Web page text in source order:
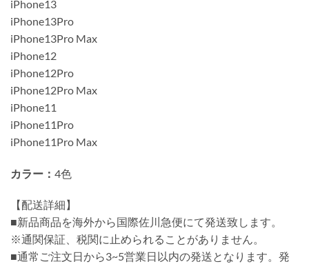
iPhone13
iPhone13Pro
iPhone13Pro Max
iPhone12
iPhone12Pro
iPhone12Pro Max
iPhone11
iPhone11Pro
iPhone11Pro Max
カラー： 4色
【配送詳細】
■新品商品を海外から国際佐川急便にて発送致します。
※通関保証、税関に止められることがありません。
■通常ご注文日から3~5営業日以内の発送となります。発